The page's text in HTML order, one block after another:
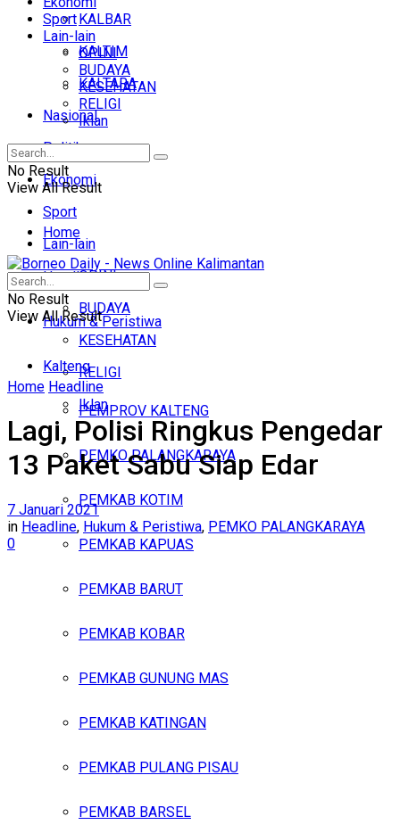
KALBAR
KALTIM
KALTARA
Nasional
Politik
Ekonomi
Sport
Lain-lain
OPINI
BUDAYA
KESEHATAN
RELIGI
Iklan
Kamis, Agustus 6, 2026
Sport
Lain-lain
OPINI
BUDAYA
KESEHATAN
RELIGI
Iklan
No Result
View All Result
Home
Headline
Hukum & Peristiwa
Kalteng
PEMPROV KALTENG
PEMKO PALANGKARAYA
PEMKAB KOTIM
PEMKAB KAPUAS
PEMKAB BARUT
PEMKAB KOBAR
PEMKAB GUNUNG MAS
PEMKAB KATINGAN
PEMKAB PULANG PISAU
PEMKAB BARSEL
No Result
View All Result
Home Headline
Lagi, Polisi Ringkus Pengedar
13 Paket Sabu Siap Edar
7 Januari 2021
in Headline, Hukum & Peristiwa, PEMKO PALANGKARAYA
0